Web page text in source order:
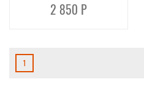
2 850 Р
1